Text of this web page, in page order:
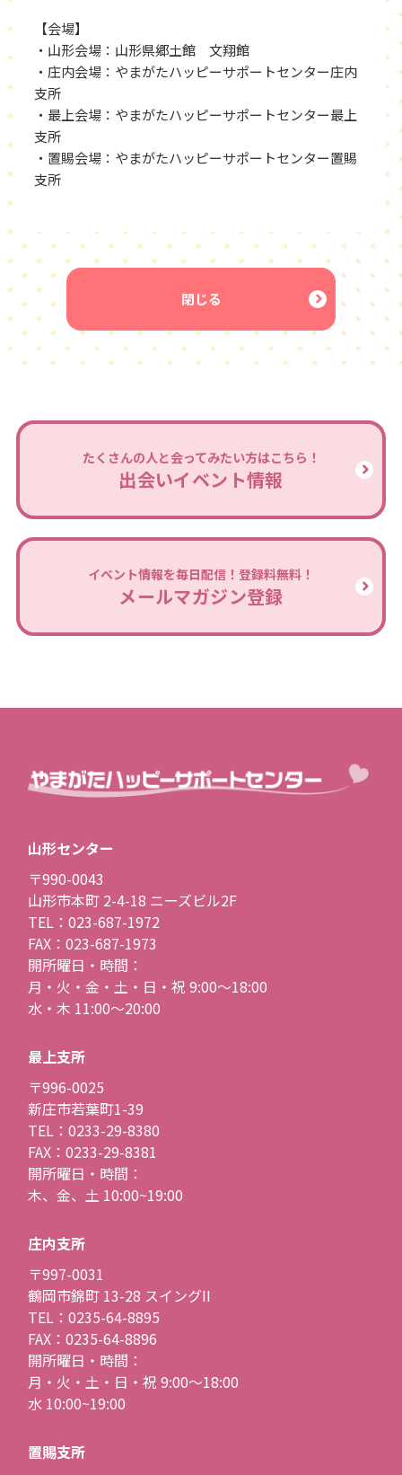
【会場】
・山形会場：山形県郷土館 文翔館
・庄内会場：やまがたハッピーサポートセンター庄内
支所
・最上会場：やまがたハッピーサポートセンター最上
支所
・置賜会場：やまがたハッピーサポートセンター置賜
支所
閉じる
たくさんの人と会ってみたい方はこちら！
出会いイベント情報
イベント情報を毎日配信！登録料無料！
メールマガジン登録
山形センター
〒990-0043
山形市本町 2-4-18 ニーズビル2F
TEL：023-687-1972
FAX：023-687-1973
開所曜日・時間：
月・火・金・土・日・祝 9:00〜18:00
水・木 11:00〜20:00
最上支所
〒996-0025
新庄市若葉町1-39
TEL：0233-29-8380
FAX：0233-29-8381
開所曜日・時間：
木、金、土 10:00~19:00
庄内支所
〒997-0031
鶴岡市錦町 13-28 スイングII
TEL：0235-64-8895
FAX：0235-64-8896
開所曜日・時間：
月・火・土・日・祝 9:00〜18:00
水 10:00~19:00
置賜支所